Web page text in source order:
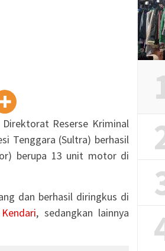
Reserse Kriminal
Tenggara (Sultra) berhasil
berupa 13 unit motor di
dan berhasil diringkus di
Kendari, sedangkan lainnya